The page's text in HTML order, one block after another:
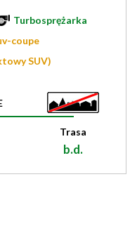
Turbosprężarka
coupe
SUV)
Trasa
b.d.